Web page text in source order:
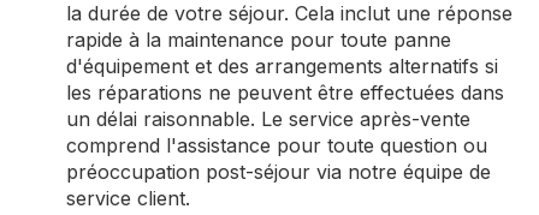
la durée de votre séjour. Cela inclut une réponse
rapide à la maintenance pour toute panne
d'équipement et des arrangements alternatifs si
les réparations ne peuvent être effectuées dans
un délai raisonnable. Le service après-vente
comprend l'assistance pour toute question ou
préoccupation post-séjour via notre équipe de
service client.